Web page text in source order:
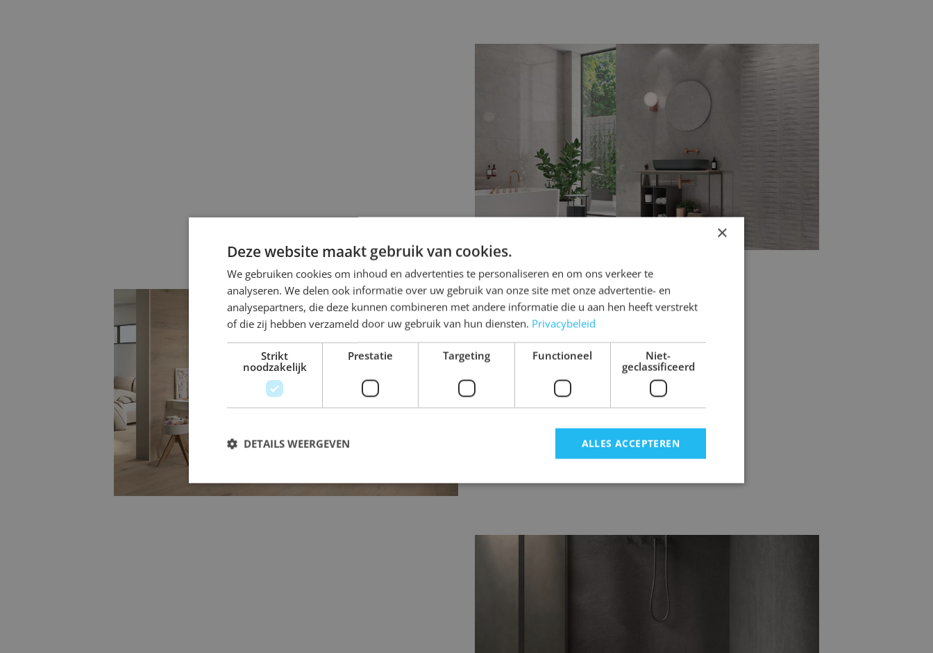
Houtlook badkamertegels
De warmte van hout, gecombineerd met het gemak van
keramiek. Daardoor zijn
houtlook badkamertegels
tegels om uw badkamer een natuurlijke en sfeervolle
Groot formaat tegels
Met groot formaat tegels
creëert u een rustige, ruimtelijke uitstraling met minder
voegen. Perfect voor een strak en modern design.
×
Deze website maakt gebruik van cookies.
We gebruiken cookies om inhoud en advertenties te personaliseren en om ons verkeer te
analyseren. We delen ook informatie over uw gebruik van onze site met onze advertentie- en
analysepartners, die deze kunnen combineren met andere informatie die u aan hen heeft verstrekt
of die zij hebben verzameld door uw gebruik van hun diensten. Privacybeleid
Strikt
noodzakelijk
Prestatie Targeting Functioneel
Niet-
geclassificeerd
ALLES ACCEPTEREN
DETAILS WEERGEVEN